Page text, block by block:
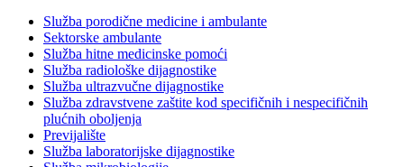
Služba porodične medicine i ambulante
Sektorske ambulante
Služba hitne medicinske pomoći
Služba radiološke dijagnostike
Služba ultrazvučne dijagnostike
Služba zdravstvene zaštite kod specifičnih i nespecifičnih
plućnih oboljenja
Previjalište
Služba laboratorijske dijagnostike